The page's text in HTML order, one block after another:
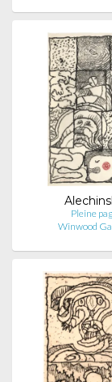
Pleine
Winwood